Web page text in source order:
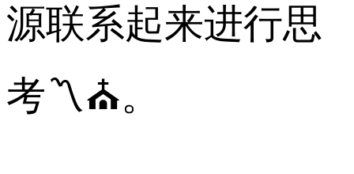
源联系起来进行思
考〽⛪。